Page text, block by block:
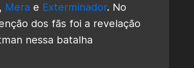
, Mera e Exterminador. No
dos fãs foi a revelação
nessa batalha